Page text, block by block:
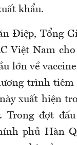
khẩu.
Điệp, Tổng
Việt Nam
lớn về
trình tiêm
xuất hiện
Trong đợt
phủ Hàn